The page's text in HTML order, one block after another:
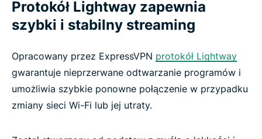
Protokół Lightway zapewnia
szybki i stabilny streaming
Opracowany przez ExpressVPN protokół Lightway
gwarantuje nieprzerwane odtwarzanie programów i
umożliwia szybkie ponowne połączenie w przypadku
zmiany sieci Wi-Fi lub jej utraty.